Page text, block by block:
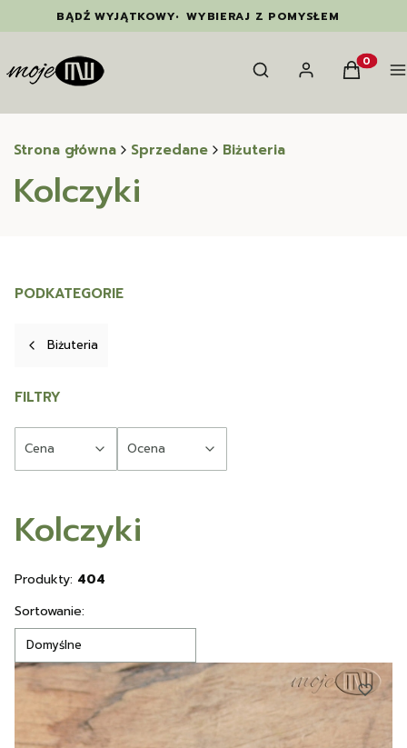
BĄDŹ WYJĄTKOWY• WYBIERAJ Z POMYSŁEM
Otwórz wyszukiwarkę
Szukaj Zaloguj sięKoszyk
Strona główna Sprzedane Biżuteria
Kolczyki
PODKATEGORIE
Biżuteria
FILTRY
Cena Ocena
Kolczyki
Produkty: 404
Lista produktów
Sortowanie:
Domyślne